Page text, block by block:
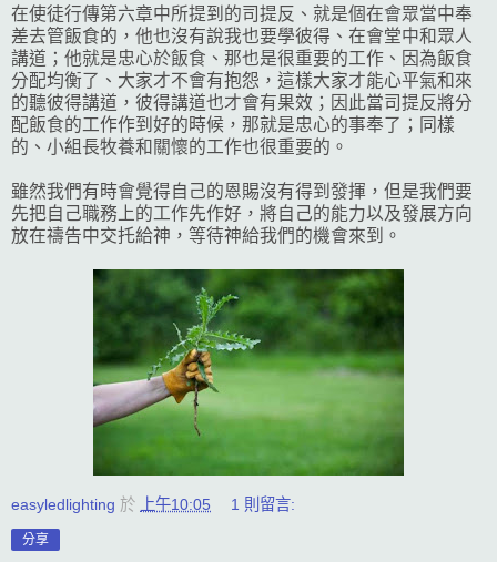
在使徒行傳第六章中所提到的司提反、就是個在會眾當中奉
差去管飯食的，他也沒有說我也要學彼得、在會堂中和眾人
講道；他就是忠心於飯食、那也是很重要的工作、因為飯食
分配均衡了、大家才不會有抱怨，這樣大家才能心平氣和來
的聽彼得講道，彼得講道也才會有果效；因此當司提反將分
配飯食的工作作到好的時候，那就是忠心的事奉了；同樣
的、小組長牧養和關懷的工作也很重要的。
雖然我們有時會覺得自己的恩賜沒有得到發揮，但是我們要
先把自己職務上的工作先作好，將自己的能力以及發展方向
放在禱告中交托給神，等待神給我們的機會來到。
easyledlighting 於 上午10:05 1 則留言:
分享